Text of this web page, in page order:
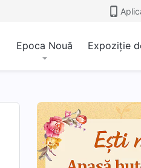
Epoca Nouă Expoziție